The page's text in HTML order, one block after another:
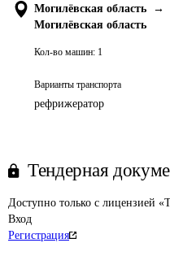
Могилёвская область
→
Могилёвская область
Кол-во машин: 1
Варианты транспорта
рефрижератор
Тендерная
Доступно только с лицензией
Вход
Регистрация